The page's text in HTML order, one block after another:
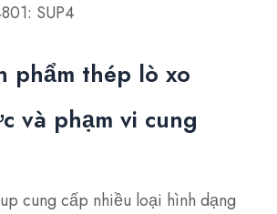
SUP4
phẩm thép lò xo
và phạm vi cung
cung cấp nhiều loại hình dạng